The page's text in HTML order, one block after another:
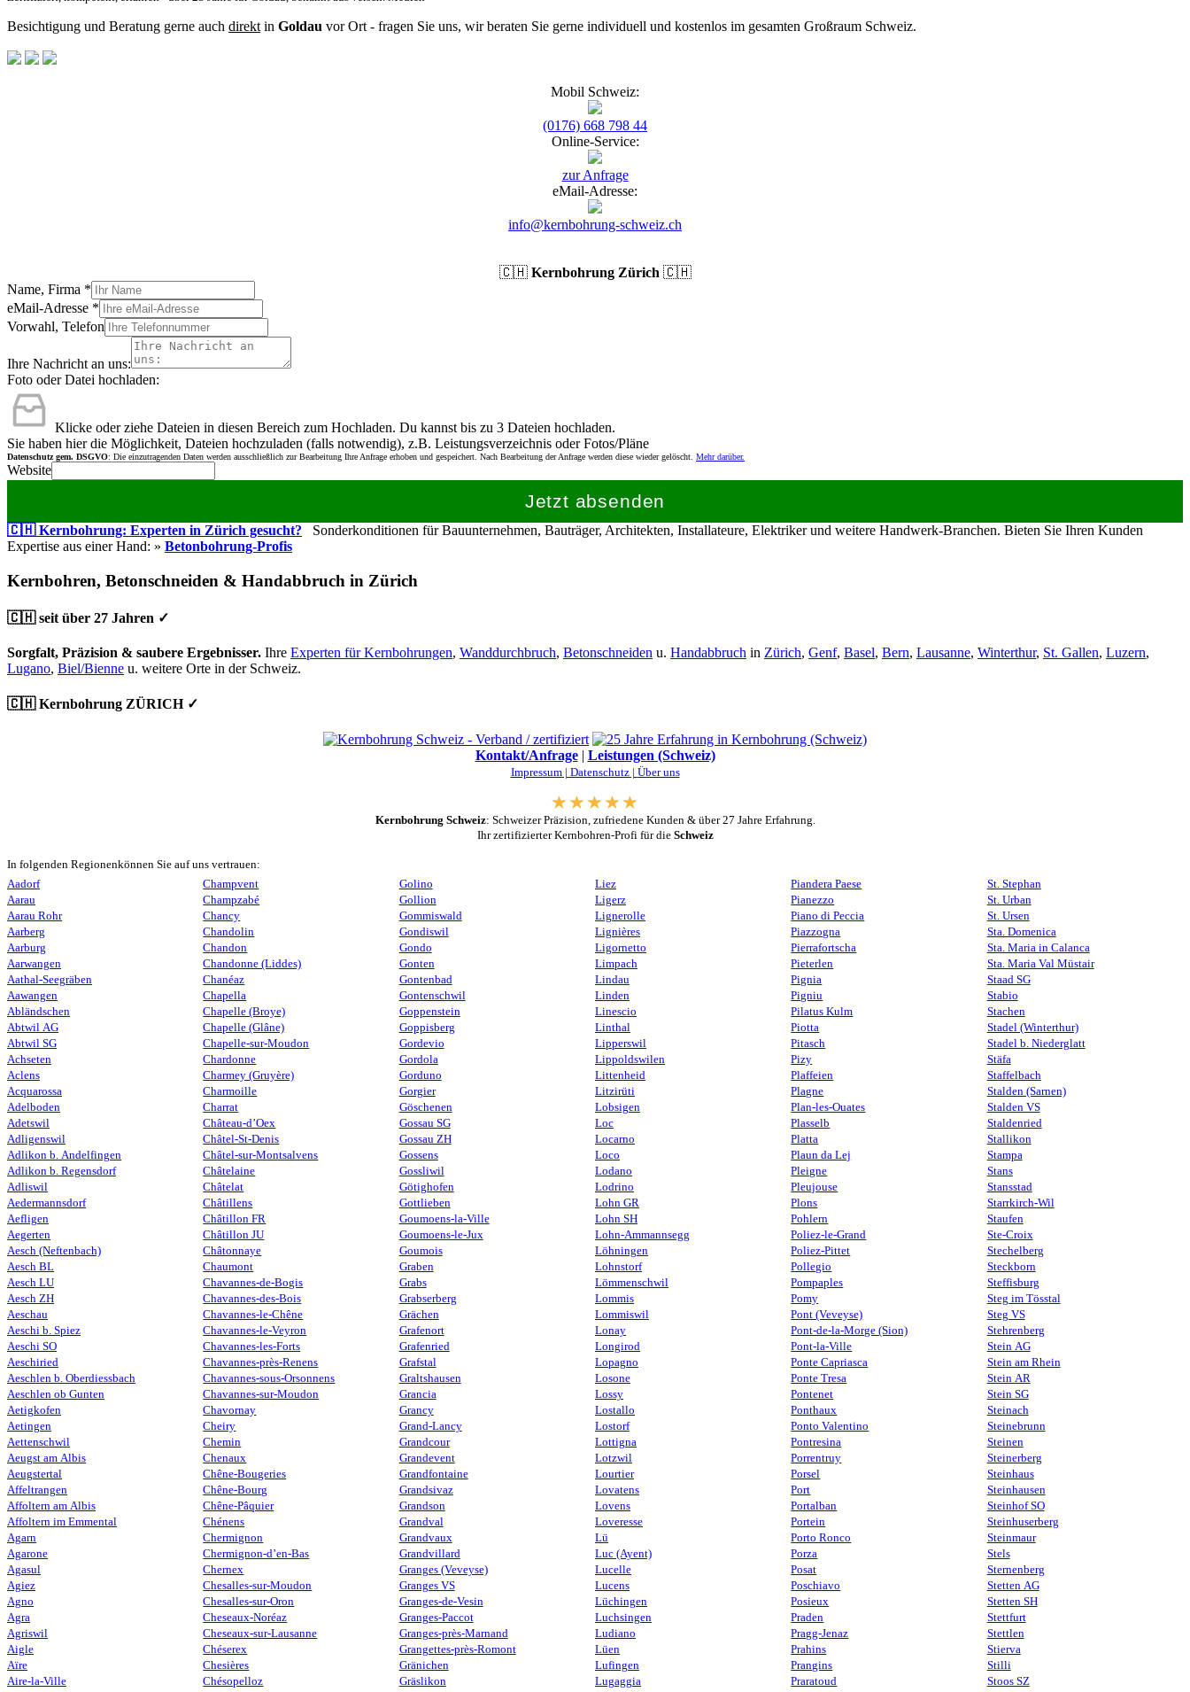
Besichtigung und Beratung gerne auch direkt in Goldau vor Ort - fragen Sie uns, wir beraten Sie gerne individuell und kostenlos im gesamten Großraum Schweiz.
Mobil Schweiz:
(0176) 668 798 44
Online-Service:
zur Anfrage
eMail-Adresse:
info@kernbohrung-schweiz.ch
🇨🇭 Kernbohrung Zürich 🇨🇭
Name, Firma *
eMail-Adresse *
Vorwahl, Telefon
Ihre Nachricht an uns:
Foto oder Datei hochladen:
Klicke oder ziehe Dateien in diesen Bereich zum Hochladen. Du kannst bis zu 3 Dateien hochladen.
Sie haben hier die Möglichkeit, Dateien hochzuladen (falls notwendig), z.B. Leistungsverzeichnis oder Fotos/Pläne
Datenschutz gem. DSGVO: Die einzutragenden Daten werden ausschließlich zur Bearbeitung Ihre Anfrage erhoben und gespeichert. Nach Bearbeitung der Anfrage werden diese wieder gelöscht. Mehr darüber.
Website
Jetzt absenden
🇨🇭 Kernbohrung: Experten in Zürich gesucht? Sonderkonditionen für Bauunternehmen, Bauträger, Architekten, Installateure, Elektriker und weitere Handwerk-Branchen. Bieten Sie Ihren Kunden
Expertise aus einer Hand: » Betonbohrung-Profis
Kernbohren, Betonschneiden & Handabbruch in Zürich
🇨🇭 seit über 27 Jahren ✓
Sorgfalt, Präzision & saubere Ergebnisser. Ihre Experten für Kernbohrungen, Wanddurchbruch, Betonschneiden u. Handabbruch in Zürich, Genf, Basel, Bern, Lausanne, Winterthur, St. Gallen, Luzern,
Lugano, Biel/Bienne u. weitere Orte in der Schweiz.
🇨🇭 Kernbohrung ZÜRICH ✓
Kontakt/Anfrage| Leistungen (Schweiz)
Impressum | Datenschutz | Über uns
Kernbohrung Schweiz: Schweizer Präzision, zufriedene Kunden & über 27 Jahre Erfahrung.
Ihr zertifizierter Kernbohren-Profi für die Schweiz
In folgenden Regionenkönnen Sie auf uns vertrauen:
Aadorf
Aarau
Aarau Rohr
Aarberg
Aarburg
Aarwangen
Aathal-Seegräben
Aawangen
Abländschen
Abtwil AG
Abtwil SG
Achseten
Aclens
Acquarossa
Adelboden
Adetswil
Adligenswil
Adlikon b. Andelfingen
Adlikon b. Regensdorf
Adliswil
Aedermannsdorf
Aefligen
Aegerten
Aesch (Neftenbach)
Aesch BL
Aesch LU
Aesch ZH
Aeschau
Aeschi b. Spiez
Aeschi SO
Aeschiried
Aeschlen b. Oberdiessbach
Aeschlen ob Gunten
Aetigkofen
Aetingen
Aettenschwil
Aeugst am Albis
Aeugstertal
Affeltrangen
Affoltern am Albis
Affoltern im Emmental
Agarn
Agarone
Agasul
Agiez
Agno
Agra
Agriswil
Aigle
Aïre
Aire-la-Ville
Champvent
Champzabé
Chancy
Chandolin
Chandon
Chandonne (Liddes)
Chanéaz
Chapella
Chapelle (Broye)
Chapelle (Glâne)
Chapelle-sur-Moudon
Chardonne
Charmey (Gruyère)
Charmoille
Charrat
Château-d’Oex
Châtel-St-Denis
Châtel-sur-Montsalvens
Châtelaine
Châtelat
Châtillens
Châtillon FR
Châtillon JU
Châtonnaye
Chaumont
Chavannes-de-Bogis
Chavannes-des-Bois
Chavannes-le-Chêne
Chavannes-le-Veyron
Chavannes-les-Forts
Chavannes-près-Renens
Chavannes-sous-Orsonnens
Chavannes-sur-Moudon
Chavornay
Cheiry
Chemin
Chenaux
Chêne-Bougeries
Chêne-Bourg
Chêne-Pâquier
Chénens
Chermignon
Chermignon-d’en-Bas
Chernex
Chesalles-sur-Moudon
Chesalles-sur-Oron
Cheseaux-Noréaz
Cheseaux-sur-Lausanne
Chéserex
Chesières
Chésopelloz
Golino
Gollion
Gommiswald
Gondiswil
Gondo
Gonten
Gontenbad
Gontenschwil
Goppenstein
Goppisberg
Gordevio
Gordola
Gorduno
Gorgier
Göschenen
Gossau SG
Gossau ZH
Gossens
Gossliwil
Götighofen
Gottlieben
Goumoens-la-Ville
Goumoens-le-Jux
Goumois
Graben
Grabs
Grabserberg
Grächen
Grafenort
Grafenried
Grafstal
Graltshausen
Grancia
Grancy
Grand-Lancy
Grandcour
Grandevent
Grandfontaine
Grandsivaz
Grandson
Grandval
Grandvaux
Grandvillard
Granges (Veveyse)
Granges VS
Granges-de-Vesin
Granges-Paccot
Granges-près-Marnand
Grangettes-près-Romont
Gränichen
Gräslikon
Liez
Ligerz
Lignerolle
Lignières
Ligornetto
Limpach
Lindau
Linden
Linescio
Linthal
Lipperswil
Lippoldswilen
Littenheid
Litzirüti
Lobsigen
Loc
Locarno
Loco
Lodano
Lodrino
Lohn GR
Lohn SH
Lohn-Ammannsegg
Löhningen
Lohnstorf
Lömmenschwil
Lommis
Lommiswil
Lonay
Longirod
Lopagno
Losone
Lossy
Lostallo
Lostorf
Lottigna
Lotzwil
Lourtier
Lovatens
Lovens
Loveresse
Lü
Luc (Ayent)
Lucelle
Lucens
Lüchingen
Luchsingen
Ludiano
Lüen
Lufingen
Lugaggia
Piandera Paese
Pianezzo
Piano di Peccia
Piazzogna
Pierrafortscha
Pieterlen
Pignia
Pigniu
Pilatus Kulm
Piotta
Pitasch
Pizy
Plaffeien
Plagne
Plan-les-Ouates
Plasselb
Platta
Plaun da Lej
Pleigne
Pleujouse
Plons
Pohlern
Poliez-le-Grand
Poliez-Pittet
Pollegio
Pompaples
Pomy
Pont (Veveyse)
Pont-de-la-Morge (Sion)
Pont-la-Ville
Ponte Capriasca
Ponte Tresa
Pontenet
Ponthaux
Ponto Valentino
Pontresina
Porrentruy
Porsel
Port
Portalban
Portein
Porto Ronco
Porza
Posat
Poschiavo
Posieux
Praden
Pragg-Jenaz
Prahins
Prangins
Praratoud
St. Stephan
St. Urban
St. Ursen
Sta. Domenica
Sta. Maria in Calanca
Sta. Maria Val Müstair
Staad SG
Stabio
Stachen
Stadel (Winterthur)
Stadel b. Niederglatt
Stäfa
Staffelbach
Stalden (Sarnen)
Stalden VS
Staldenried
Stallikon
Stampa
Stans
Stansstad
Starrkirch-Wil
Staufen
Ste-Croix
Stechelberg
Steckborn
Steffisburg
Steg im Tösstal
Steg VS
Stehrenberg
Stein AG
Stein am Rhein
Stein AR
Stein SG
Steinach
Steinebrunn
Steinen
Steinerberg
Steinhaus
Steinhausen
Steinhof SO
Steinhuserberg
Steinmaur
Stels
Sternenberg
Stetten AG
Stetten SH
Stettfurt
Stettlen
Stierva
Stilli
Stoos SZ